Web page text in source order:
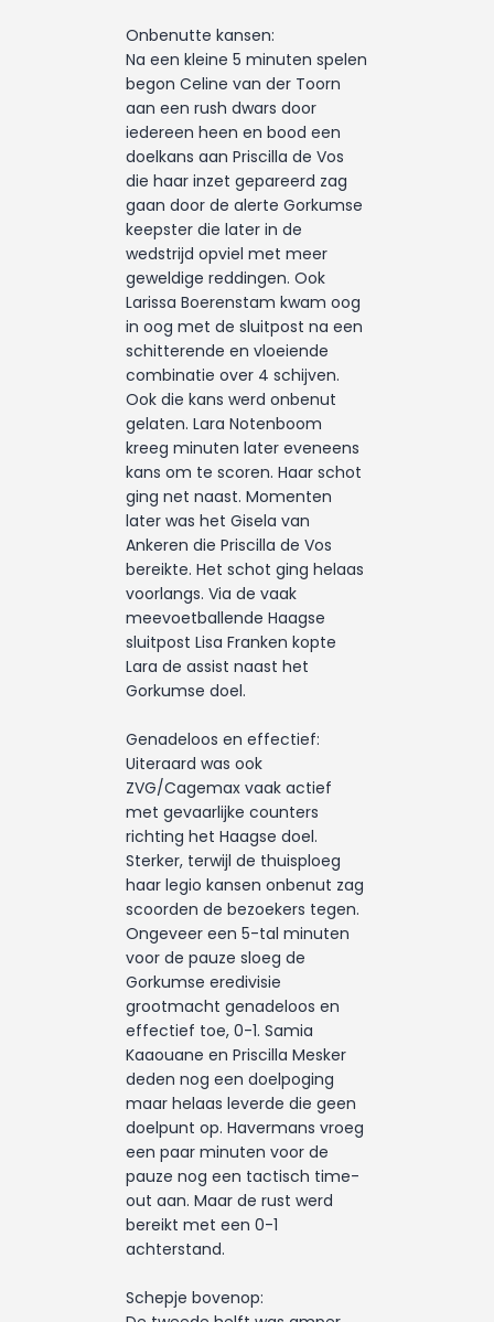
Onbenutte kansen:
Na een kleine 5 minuten spelen
begon Celine van der Toorn
aan een rush dwars door
iedereen heen en bood een
doelkans aan Priscilla de Vos
die haar inzet gepareerd zag
gaan door de alerte Gorkumse
keepster die later in de
wedstrijd opviel met meer
geweldige reddingen. Ook
Larissa Boerenstam kwam oog
in oog met de sluitpost na een
schitterende en vloeiende
combinatie over 4 schijven.
Ook die kans werd onbenut
gelaten. Lara Notenboom
kreeg minuten later eveneens
kans om te scoren. Haar schot
ging net naast. Momenten
later was het Gisela van
Ankeren die Priscilla de Vos
bereikte. Het schot ging helaas
voorlangs. Via de vaak
meevoetballende Haagse
sluitpost Lisa Franken kopte
Lara de assist naast het
Gorkumse doel.
Genadeloos en effectief:
Uiteraard was ook
ZVG/Cagemax vaak actief
met gevaarlijke counters
richting het Haagse doel.
Sterker, terwijl de thuisploeg
haar legio kansen onbenut zag
scoorden de bezoekers tegen.
Ongeveer een 5-tal minuten
voor de pauze sloeg de
Gorkumse eredivisie
grootmacht genadeloos en
effectief toe, 0-1. Samia
Kaaouane en Priscilla Mesker
deden nog een doelpoging
maar helaas leverde die geen
doelpunt op. Havermans vroeg
een paar minuten voor de
pauze nog een tactisch time-
out aan. Maar de rust werd
bereikt met een 0-1
achterstand.
Schepje bovenop: